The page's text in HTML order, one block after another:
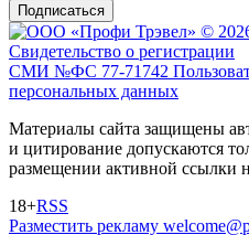
Подписаться
©
Свидетельство о регистрации
СМИ №ФС 77-71742
персональных данных
Материалы сайта защищены
и цитирование допускаются
размещении активной ссылки
18+RSS
Разместить рекламу